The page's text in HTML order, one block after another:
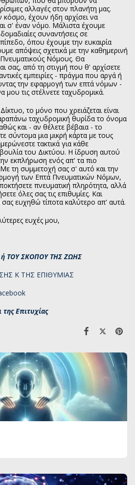
αλλαγές στον πλανήτη μας.
κόσμο, έχουν ήδη αρχίσει να
σ' έναν νόμο. Μάλιστα έχουμε
συναντήσεις σε
όπου έχουμε την ευκαιρία
απόψεις σχετικά με την καθημερινή
Νόμους. Θα
σας, από τη στιγμή που θ' αρχίσετε
εμπειρίες - πράγμα που αργά ή
την εφαρμογή των επτά νόμων -
μου τις στέλνετε ταχυδρομικά.
το μόνο που χρειάζεται είναι
ταχυδρομική θυρίδα το όνομα
και - αν θέλετε βέβαια - το
σύντομα μια μικρή κάρτα με τους
τακτικά για κάθε
του Δικτύου. Η ίδρυση αυτού
εκπλήρωση ενός απ' τα πιο
τη συμμετοχή σας σ' αυτό και την
των Επτά Πνευματικών Νόμων,
πνευματική πληρότητα, αλλά
όλες σας τις επιθυμίες. Και
ευχηθώ τίποτα καλύτερο απ' αυτά.
ευχές μου,
ΤΟΥ ΣΚΟΠΟΥ ΤΗΣ ΖΩΗΣ
Κ ΤΗΣ ΕΠΙΘΥΜΙΑΣ
Επιτυχίας